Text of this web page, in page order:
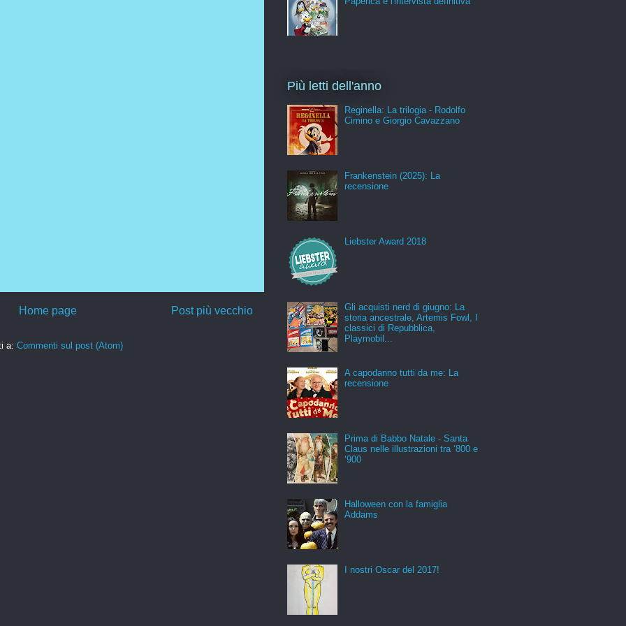
Post più vecchio
Home page
a: Commenti sul post (Atom)
Più letti dell'anno
Reginella: La trilogia - Rodolfo
Cimino e Giorgio Cavazzano
Frankenstein (2025): La
recensione
Liebster Award 2018
Gli acquisti nerd di giugno: La
storia ancestrale, Artemis Fowl, I
classici di Repubblica,
Playmobil...
A capodanno tutti da me: La
recensione
Prima di Babbo Natale - Santa
Claus nelle illustrazioni tra ‘800 e
‘900
Halloween con la famiglia
Addams
I nostri Oscar del 2017!